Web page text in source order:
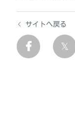
サイトへ戻る